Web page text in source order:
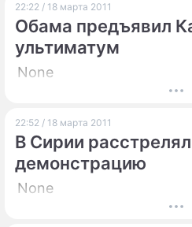
22:22 / 18 марта 2011
Обама предъявил
ультиматум
None
22:52 / 18 марта 2011
В Сирии
демонстрацию
None